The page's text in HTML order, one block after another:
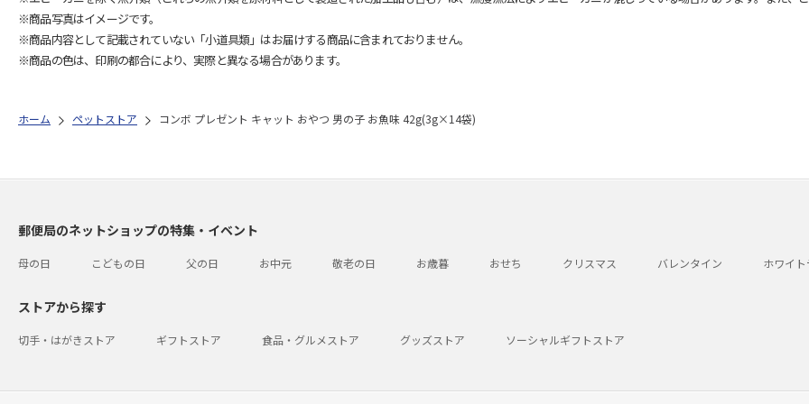
※商品写真はイメージです。
※商品内容として記載されていない「小道具類」はお届けする商品に含まれておりません。
※商品の色は、印刷の都合により、実際と異なる場合があります。
ホーム ペットストア コンボ プレゼント キャット おやつ 男の子 お魚味 42g(3g×14袋)
郵便局のネットショップの特集・イベント
母の日 こどもの日 父の日 お中元 敬老の日 お歳暮 おせち クリスマス バレンタイン ホワイ
ストアから探す
切手・はがきストア ギフトストア 食品・グルメストア グッズストア ソーシャルギフトストア